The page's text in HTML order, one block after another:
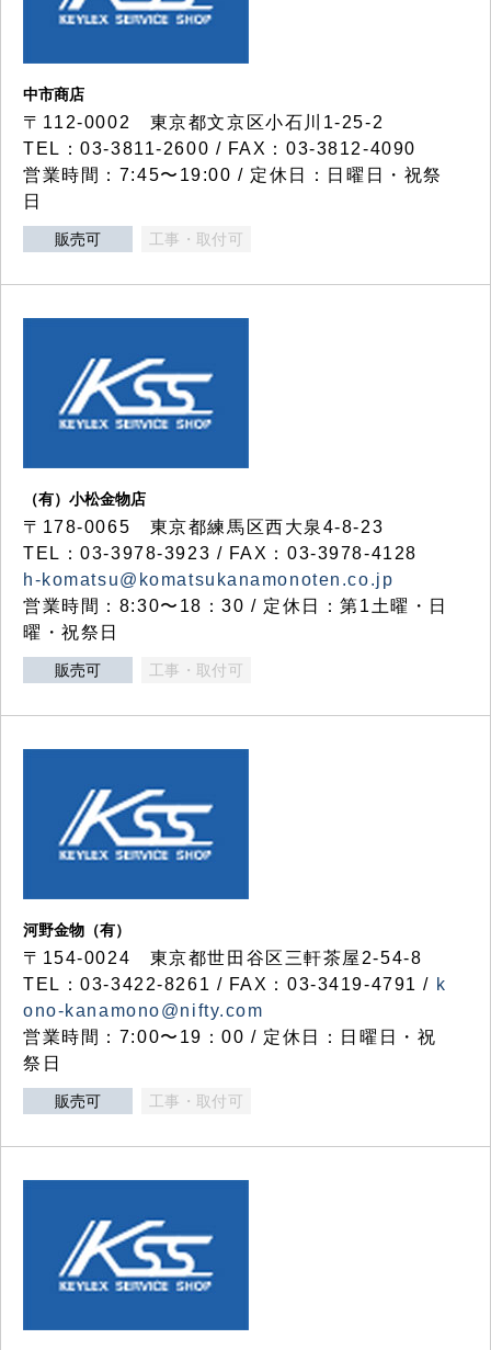
中市商店
〒112-0002 東京都文京区小石川1-25-2
TEL：03-3811-2600 / FAX：03-3812-4090
営業時間：7:45〜19:00 / 定休日：日曜日・祝祭
日
販売可 工事・取付可
（有）小松金物店
〒178-0065 東京都練馬区西大泉4-8-23
TEL：03-3978-3923 / FAX：03-3978-4128
h-komatsu@komatsukanamonoten.co.jp
営業時間：8:30〜18：30 / 定休日：第1土曜・日
曜・祝祭日
販売可 工事・取付可
河野金物（有）
〒154-0024 東京都世田谷区三軒茶屋2-54-8
TEL：03-3422-8261 / FAX：03-3419-4791 / k
ono-kanamono@nifty.com
営業時間：7:00〜19：00 / 定休日：日曜日・祝
祭日
販売可 工事・取付可